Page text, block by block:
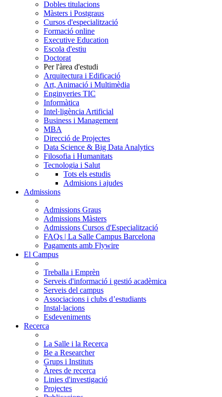
Dobles titulacions
Màsters i Postgraus
Cursos d'especialització
Formació online
Executive Education
Escola d'estiu
Doctorat
Per l'àrea d'estudi
Arquitectura i Edificació
Art, Animació i Multimèdia
Enginyeries TIC
Informàtica
Intel·ligència Artificial
Business i Management
MBA
Direcció de Projectes
Data Science & Big Data Analytics
Filosofia i Humanitats
Tecnologia i Salut
Tots els estudis
Admisions i ajudes
Admissions
Admissions Graus
Admissions Màsters
Admissions Cursos d'Especialització
FAQs | La Salle Campus Barcelona
Pagaments amb Flywire
El Campus
Treballa i Emprèn
Serveis d'informació i gestió acadèmica
Serveis del campus
Associacions i clubs d’estudiants
Instal·lacions
Esdeveniments
Recerca
La Salle i la Recerca
Be a Researcher
Grups i Instituts
Àrees de recerca
Linies d'investigació
Projectes